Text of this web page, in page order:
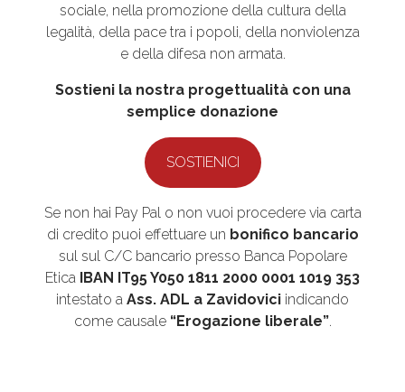
sociale, nella promozione della cultura della
legalità, della pace tra i popoli, della nonviolenza
e della difesa non armata.
Sostieni la nostra progettualità con una
semplice donazione
SOSTIENICI
Se non hai Pay Pal o non vuoi procedere via carta
di credito puoi effettuare un bonifico bancario
sul sul C/C bancario presso Banca Popolare
Etica IBAN IT95 Y050 1811 2000 0001 1019 353
intestato a Ass. ADL a Zavidovici indicando
come causale “Erogazione liberale”.